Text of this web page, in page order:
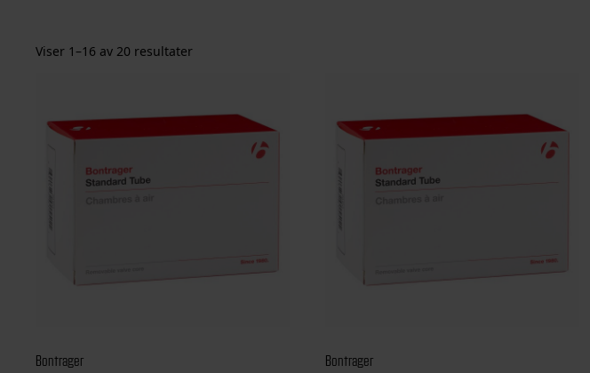
Viser 1–16 av 20 resultater
Bontrager Bontrager